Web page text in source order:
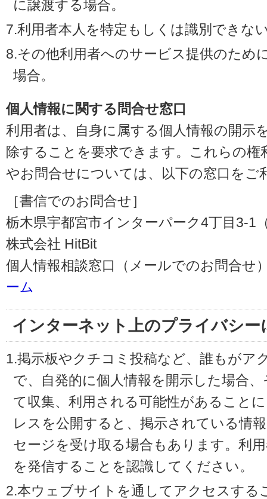
に譲渡する場合。
7.利用者本人を特定もしくは識別できな
8.その他利用者へのサービス提供のため
場合。
個人情報に関する問合せ窓口
利用者は、自身に属する個人情報の開示
除することを要求できます。これらの権
やお問合せについては、以下の窓口をご
［書信でのお問合せ］
栃木県宇都宮市インターパーク4丁目3-1
株式会社 HitBit
個人情報相談窓口（メールでのお問合せ
ーム
インターネット上のプライバシー
1.掲示板やクチコミ投稿など、誰もがア
で、自発的に個人情報を開示した場合
て収集、利用される可能性があること
レスを公開すると、掲示されている情
セージを受け取る場合もあります。利
を発信することを認識してください。
2.本ウェブサイトを通してアクセスする